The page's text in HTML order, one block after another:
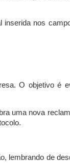
nos
O objetivo é
uma nova
lembrando de